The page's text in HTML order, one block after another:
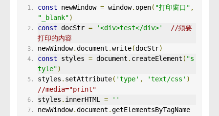
const newWindow = window. open( "打印窗口" ,
"_blank")
const docStr = '<div>test</div>'
//须要
打印的内容
newWindow.document .write(docStr)
const styles = document . createElement ( "s
tyle")
styles . setAttribute( 'type' , 'text/css' )
//media="print"
styles . innerHTML =
''
newWindow.document .getElementsByTagName